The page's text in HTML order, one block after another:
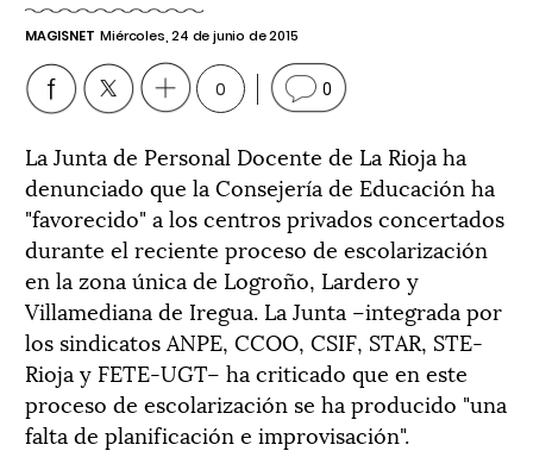
MAGISNET Miércoles, 24 de junio de 2015
0 0
La Junta de Personal Docente de La Rioja ha
denunciado que la Consejería de Educación ha
"favorecido" a los centros privados concertados
durante el reciente proceso de escolarización
en la zona única de Logroño, Lardero y
Villamediana de Iregua. La Junta –integrada por
los sindicatos ANPE, CCOO, CSIF, STAR, STE-
Rioja y FETE-UGT– ha criticado que en este
proceso de escolarización se ha producido "una
falta de planificación e improvisación".